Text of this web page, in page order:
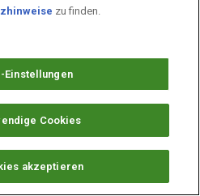
zu finden.
Einstellungen
Cookies
akzeptieren